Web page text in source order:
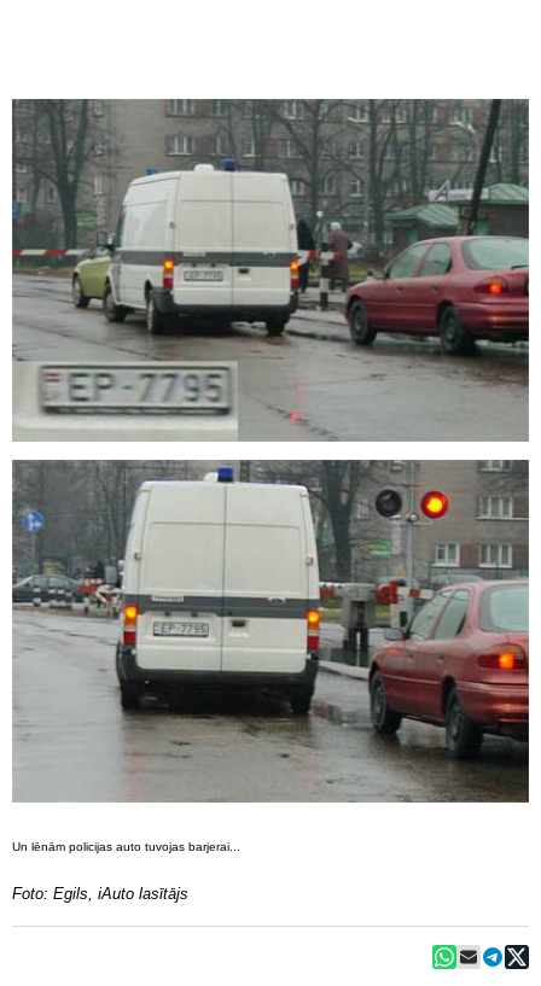
Un lēnām policijas auto tuvojas barjerai...
Foto: Egils, iAuto lasītājs